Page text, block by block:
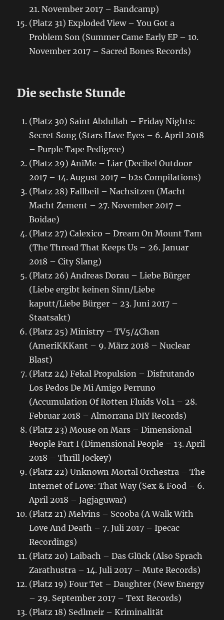
21. November 2017 – Bandcamp)
(Platz 31) Exploded View – You Got a
Problem Son (Summer Came Early EP – 10.
November 2017 – Sacred Bones Records)
Die sechste Stunde
(Platz 30) Saint Abdullah – Friday Nights:
Secret Song (Stars Have Eyes – 6. April 2018
– Purple Tape Pedigree)
(Platz 29) AniMe – Liar (Decibel Outdoor
2017 – 14. August 2017 – b2s Compilations)
(Platz 28) Fallbeil – Nachsitzen (Macht
Macht Zement – 27. November 2017 –
Boidae)
(Platz 27) Calexico – Dream On Mount Tam
(The Thread That Keeps Us – 26. Januar
2018 – City Slang)
(Platz 26) Andreas Dorau – Liebe Bürger
(Liebe ergibt keinen Sinn/Liebe
kaputt/Liebe Bürger – 23. Juni 2017 –
Staatsakt)
(Platz 25) Ministry – TV5/4Chan
(AmeriKKKant – 9. März 2018 – Nuclear
Blast)
(Platz 24) Fekal Propulsion – Disfrutando
Los Pedos De Mi Amigo Perruno
(Accumulation Of Rotten Fluids Vol.1 – 28.
Februar 2018 – Almorrana DIY Records)
(Platz 23) Mouse on Mars – Dimensional
People Part I (Dimensional People – 13. April
2018 – Thrill Jockey)
(Platz 22) Unknown Mortal Orchestra – The
Internet of Love: That Way (Sex & Food – 6.
April 2018 – Jagjaguwar)
(Platz 21) Melvins – Scooba (A Walk With
Love And Death – 7. Juli 2017 – Ipecac
Recordings)
(Platz 20) Laibach – Das Glück (Also Sprach
Zarathustra – 14. Juli 2017 – Mute Records)
(Platz 19) Four Tet – Daughter (New Energy
– 29. September 2017 – Text Records)
(Platz 18) Sedlmeir – Kriminalität